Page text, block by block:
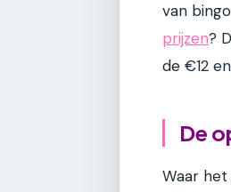
van
prijzen?
de €12
De
Waar